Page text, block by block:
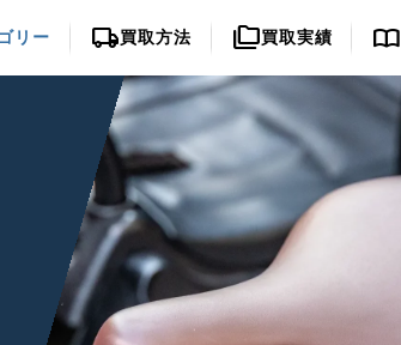
リー local_shipping買取方法 folder_copy買取実績 import_contacts